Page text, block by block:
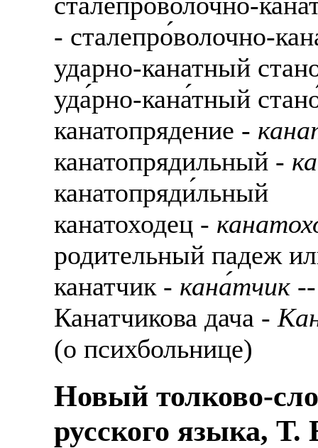
- сталепро́волочно-
ударно-канатный
уда́рно-кана́тный
канатопрядение -
канатопрядильный -
канатопряди́льный
канатоходец -
родительный падеж
канатчик - кана́тчик
Канатчикова дача -
(о психбольнице)
Новый толково-
русского языка,